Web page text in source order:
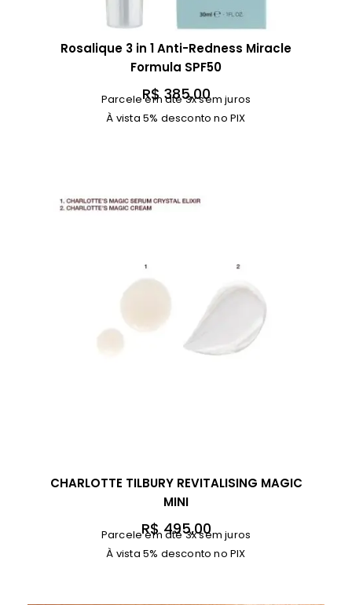
Rosalique 3 in 1 Anti-Redness Miracle
Formula SPF50
R$385,00
Parcele em até 3x sem juros
À vista 5% desconto no PIX
CHARLOTTE TILBURY REVITALISING MAGIC
MINI
R$495,00
Parcele em até 3x sem juros
À vista 5% desconto no PIX